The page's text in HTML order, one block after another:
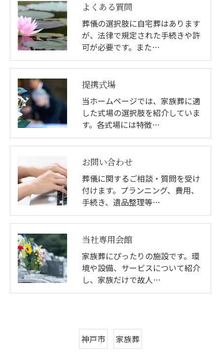
よくある質問
葬儀の選択肢に自宅葬はあります
が、法律で規定された手続きや許
可が必要です。また…
提携式場
当ホームページでは、家族葬に適
した式場の選択肢を紹介していま
す。各式場には特徴…
お問い合わせ
葬儀に関するご相談・質問を受け
付けます。プランニング、費用、
手続き、遺品整理等…
当社専用会館
家族葬にぴったりの施設です。環
境や設備、サービスについて紹介
し、家族だけで故人…
神戸市 家族葬